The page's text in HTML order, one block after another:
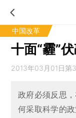
中国改革
十面“霾”
2013年03月01日第
政府必须反思
何采取科学的